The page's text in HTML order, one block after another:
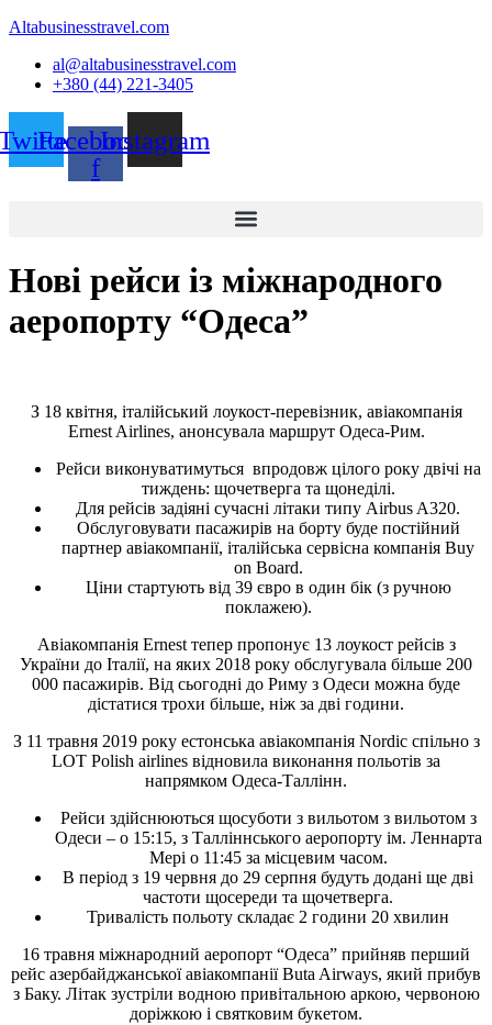
Altabusinesstravel.com
al@altabusinesstravel.com
+380 (44) 221-3405
Facebook-
f
Instagram
Нові рейси із міжнародного
аеропорту “Одеса”
З 18 квітня, італійський лоукост-перевізник, авіакомпанія
Ernest Airlines, анонсувала маршрут Одеса-Рим.
Рейси виконуватимуться впродовж цілого року двічі на
тиждень: щочетверга та щонеділі.
Для рейсів задіяні сучасні літаки типу Airbus A320.
Обслуговувати пасажирів на борту буде постійний
партнер авіакомпанії, італійська сервісна компанія Buy
on Board.
Ціни стартують від 39 євро в один бік (з ручною
поклажею).
Авіакомпанія Ernest тепер пропонує 13 лоукост рейсів з
України до Італії, на яких 2018 року обслугувала більше 200
000 пасажирів. Від сьогодні до Риму з Одеси можна буде
дістатися трохи більше, ніж за дві години.
З 11 травня 2019 року естонська авіакомпанія Nordic спільно з
LOT Polish airlines відновила виконання польотів за
напрямком Одеса-Таллінн.
Рейси здійснюються щосуботи з вильотом з вильотом з
Одеси – о 15:15, з Талліннського аеропорту ім. Леннарта
Мері о 11:45 за місцевим часом.
В період з 19 червня до 29 серпня будуть додані ще дві
частоти щосереди та щочетверга.
Тривалість польоту складає 2 години 20 хвилин
16 травня міжнародний аеропорт “Одеса” прийняв перший
рейс азербайджанської авіакомпанії Buta Airways, який прибув
з Баку. Літак зустріли водною привітальною аркою, червоною
доріжкою і святковим букетом.